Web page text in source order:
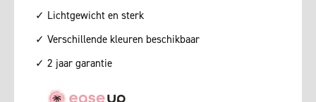
✓ Lichtgewicht en sterk
✓ Verschillende kleuren beschikbaar
✓ 2 jaar garantie